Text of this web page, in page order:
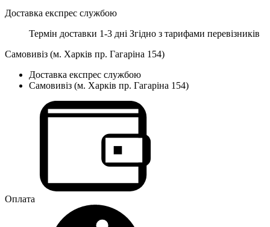
Доставка експрес службою
Термін доставки 1-3 дні Згідно з тарифами перевізників
Самовивіз (м. Харків пр. Гагаріна 154)
Доставка експрес службою
Самовивіз (м. Харків пр. Гагаріна 154)
Оплата